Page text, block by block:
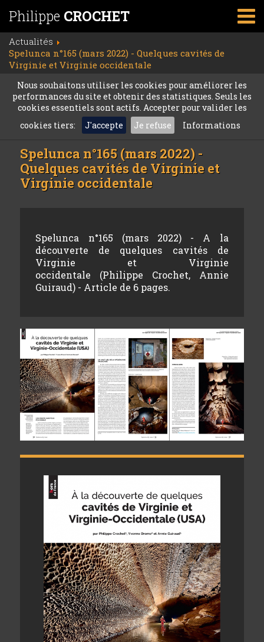
Philippe CROCHET
Actualités
Spelunca n°165 (mars 2022) - Quelques cavités de
Virginie et Virginie occidentale
Nous souhaitons utiliser les cookies pour améliorer les
performances du site et obtenir des statistiques. Seuls les
cookies essentiels sont actifs. Accepter pour valider les
cookies tiers:
J'accepte Je refuse Informations
Spelunca n°165 (mars 2022) -
Quelques cavités de Virginie et
Virginie occidentale
Spelunca n°165 (mars 2022) - A la
découverte de quelques cavités de
Virginie et Virginie
occidentale (Philippe Crochet, Annie
Guiraud) - Article de 6 pages.